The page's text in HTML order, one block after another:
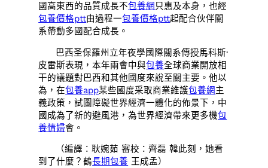
國高東西的品質成長不包養網 只惠及本身，也經
包養價格ptt由過程一包養價格ptt起配合伙伴關
系帶動多國配合成長。
巴西圣保羅州立年夜學國際關系傳授馬科斯·
皮雷斯表現，本年兩會中與包養全球商業開放相
干的議題對巴西和其他國度來說至關主要。他以
為，在包養app某些國度采取商業維護包養網主
義政策，試圖障礙世界經濟一體化的佈景下，中
國成為了新的避風港，為世界經濟帶來更多機包
養情婦會。
（編譯：耿婉茹 審校：齊磊 韓此刻，她看
到了什麼？鶴長期包養 王成孟）